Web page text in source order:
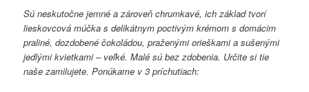
Sú neskutočne jemné a zároveň chrumkavé, ich základ tvorí
lieskovcová múčka s delikátnym poctivým krémom s domácim
praliné, dozdobené čokoládou, praženými orieškami a sušenými
jedlými kvietkami – veľké. Malé sú bez zdobenia. Určite si tie
naše zamilujete. Ponúkame v 3 príchutiach: